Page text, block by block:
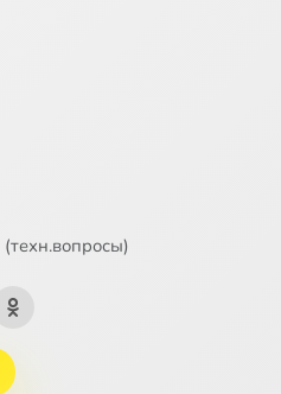
(техн.вопросы)